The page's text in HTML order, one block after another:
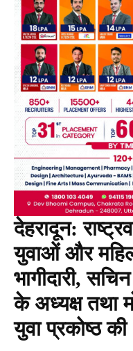
देहरादून:
युवाओं और
भागीदारी,
के अध्यक्ष तथा
युवा प्रकोष्ठ की